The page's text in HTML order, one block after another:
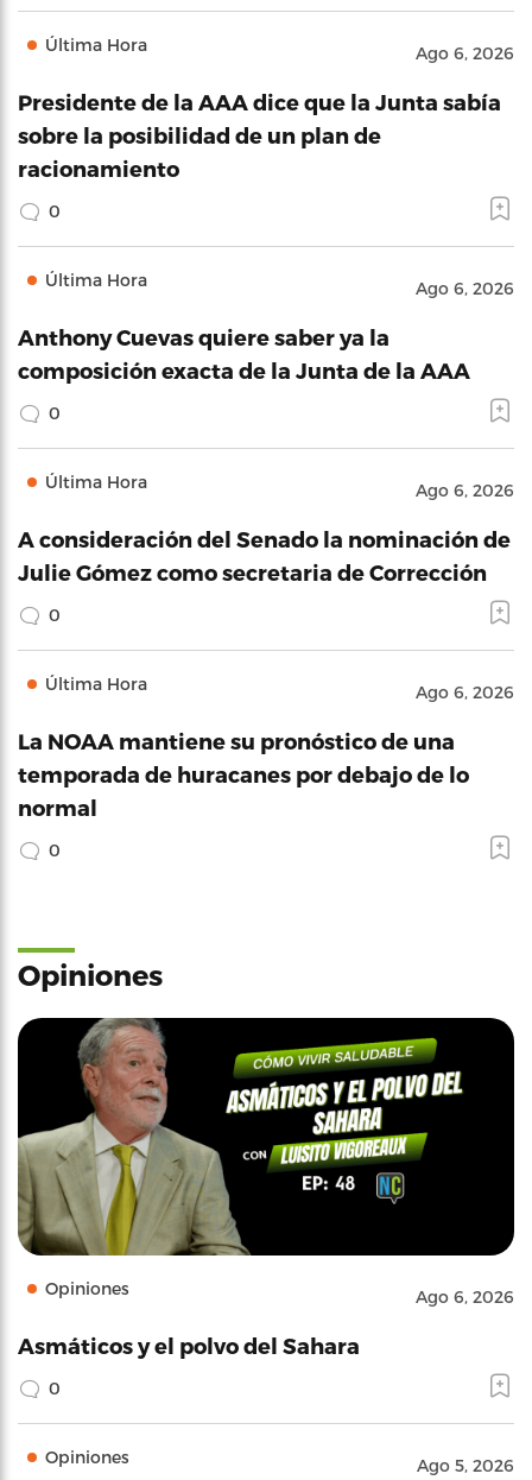
Última Hora Ago 6, 2026
Presidente de la AAA dice que la Junta sabía
sobre la posibilidad de un plan de
racionamiento
0
Última Hora Ago 6, 2026
Anthony Cuevas quiere saber ya la
composición exacta de la Junta de la AAA
0
Última Hora Ago 6, 2026
A consideración del Senado la nominación de
Julie Gómez como secretaria de Corrección
0
Última Hora Ago 6, 2026
La NOAA mantiene su pronóstico de una
temporada de huracanes por debajo de lo
normal
0
Opiniones
Opiniones Ago 6, 2026
Asmáticos y el polvo del Sahara
0
Opiniones Ago 5, 2026